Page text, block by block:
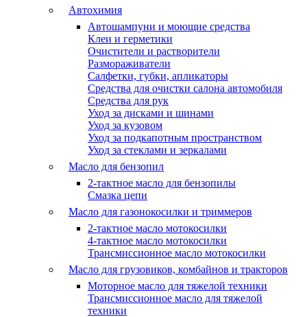
Автохимия
Автошампуни и моющие средства
Клеи и герметики
Очистители и растворители
Размораживатели
Салфетки, губки, апликаторы
Средства для очистки салона автомобиля
Средства для рук
Уход за дисками и шинами
Уход за кузовом
Уход за подкапотным пространством
Уход за стеклами и зеркалами
Масло для бензопил
2-тактное масло для бензопилы
Cмазка цепи
Масло для газонокосилки и триммеров
2-тактное масло мотокосилки
4-тактное масло мотокосилки
Трансмиссионное масло мотокосилки
Масло для грузовиков, комбайнов и тракторов
Моторное масло для тяжелой техники
Трансмиссионное масло для тяжелой
техники